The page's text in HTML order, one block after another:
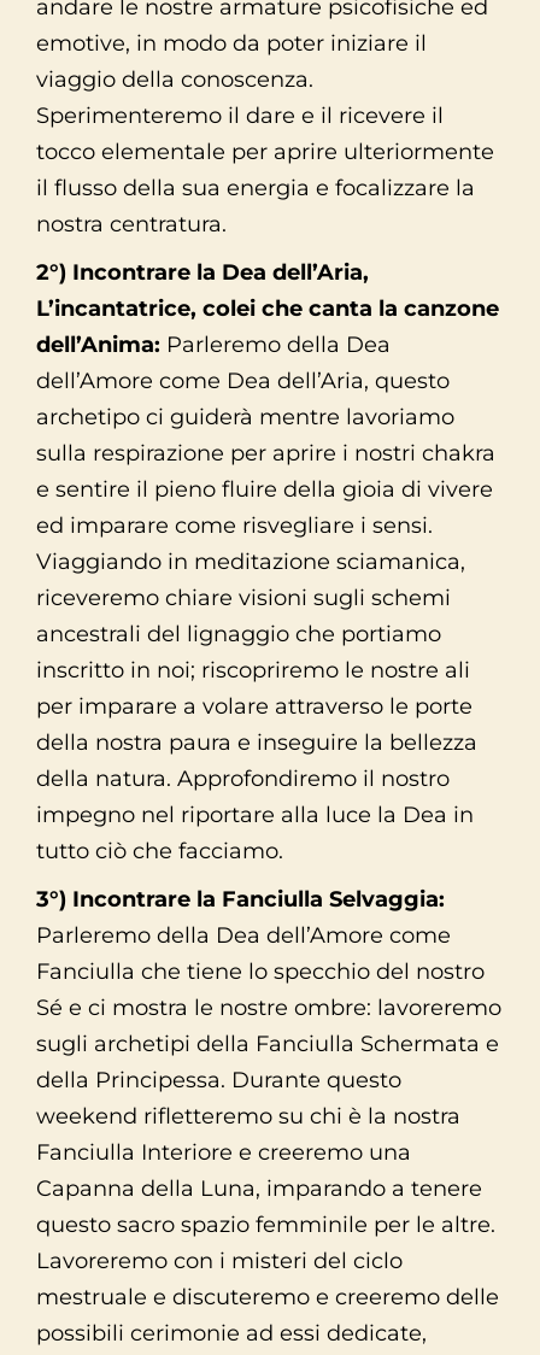
andare le nostre armature psicofisiche ed
emotive, in modo da poter iniziare il
viaggio della conoscenza.
Sperimenteremo il dare e il ricevere il
tocco elementale per aprire ulteriormente
il flusso della sua energia e focalizzare la
nostra centratura.
2°) Incontrare la Dea dell’Aria,
L’incantatrice, colei che canta la canzone
dell’Anima: Parleremo della Dea
dell’Amore come Dea dell’Aria, questo
archetipo ci guiderà mentre lavoriamo
sulla respirazione per aprire i nostri chakra
e sentire il pieno fluire della gioia di vivere
ed imparare come risvegliare i sensi.
Viaggiando in meditazione sciamanica,
riceveremo chiare visioni sugli schemi
ancestrali del lignaggio che portiamo
inscritto in noi; riscopriremo le nostre ali
per imparare a volare attraverso le porte
della nostra paura e inseguire la bellezza
della natura. Approfondiremo il nostro
impegno nel riportare alla luce la Dea in
tutto ciò che facciamo.
3°) Incontrare la Fanciulla Selvaggia:
Parleremo della Dea dell’Amore come
Fanciulla che tiene lo specchio del nostro
Sé e ci mostra le nostre ombre: lavoreremo
sugli archetipi della Fanciulla Schermata e
della Principessa. Durante questo
weekend rifletteremo su chi è la nostra
Fanciulla Interiore e creeremo una
Capanna della Luna, imparando a tenere
questo sacro spazio femminile per le altre.
Lavoreremo con i misteri del ciclo
mestruale e discuteremo e creeremo delle
possibili cerimonie ad essi dedicate,